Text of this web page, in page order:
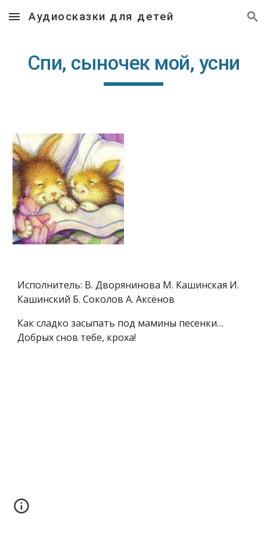
Skip to main content Skip to navigation
Аудиосказки для детей
Спи, сыночек мой, усни
Исполнитель: В. Дворянинова М. Кашинская И.
Кашинский Б. Соколов А. Аксёнов
Как сладко засыпать под мамины песенки…
Добрых снов тебе, кроха!